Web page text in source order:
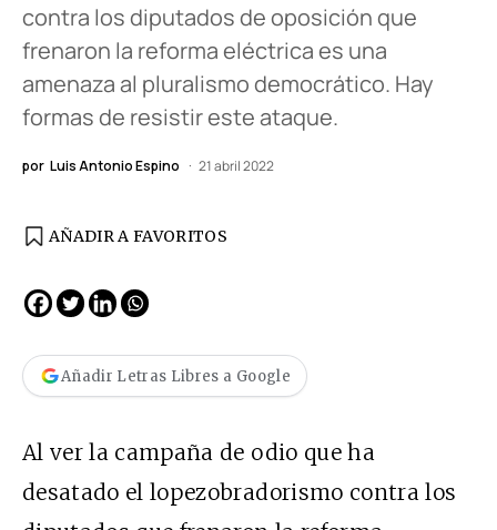
contra los diputados de oposición que
frenaron la reforma eléctrica es una
amenaza al pluralismo democrático. Hay
formas de resistir este ataque.
por Luis Antonio Espino 21 abril 2022
AÑADIR A FAVORITOS
Añadir Letras Libres a Google
Al ver la campaña de odio que ha
desatado el lopezobradorismo contra los